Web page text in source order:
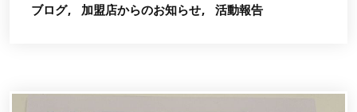
ブログ
加盟店からのお知らせ 活動報告